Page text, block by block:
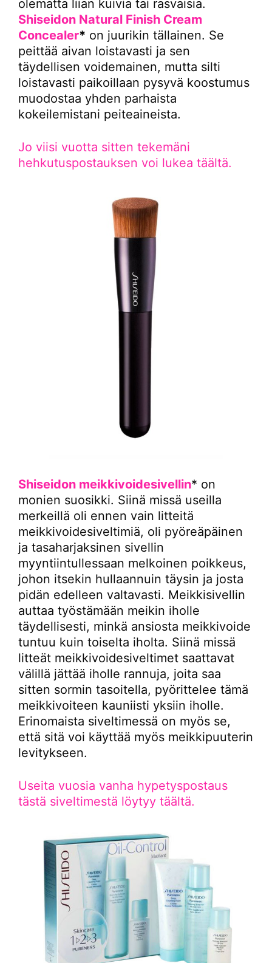
olematta liian kuivia tai rasvaisia.
Shiseidon Natural Finish Cream
Concealer* on juurikin tällainen. Se
peittää aivan loistavasti ja sen
täydellisen voidemainen, mutta silti
loistavasti paikoillaan pysyvä koostumus
muodostaa yhden parhaista
kokeilemistani peiteaineista.
Jo viisi vuotta sitten tekemäni
hehkutuspostauksen voi lukea täältä.
Shiseidon meikkivoidesivellin* on
monien suosikki. Siinä missä useilla
merkeillä oli ennen vain litteitä
meikkivoidesiveltimiä, oli pyöreäpäinen
ja tasaharjaksinen sivellin
myyntiintullessaan melkoinen poikkeus,
johon itsekin hullaannuin täysin ja josta
pidän edelleen valtavasti. Meikkisivellin
auttaa työstämään meikin iholle
täydellisesti, minkä ansiosta meikkivoide
tuntuu kuin toiselta iholta. Siinä missä
litteät meikkivoidesiveltimet saattavat
välillä jättää iholle rannuja, joita saa
sitten sormin tasoitella, pyörittelee tämä
meikkivoiteen kauniisti yksiin iholle.
Erinomaista siveltimessä on myös se,
että sitä voi käyttää myös meikkipuuterin
levitykseen.
Useita vuosia vanha hypetyspostaus
tästä siveltimestä löytyy täältä.